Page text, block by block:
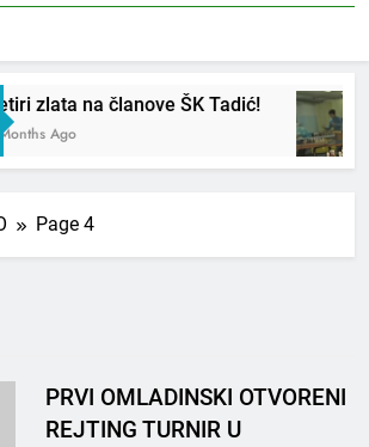
zlata na članove ŠK Tadić!
Ago
Page 4
PRVI OMLADINSKI OTVORENI
REJTING TURNIR U